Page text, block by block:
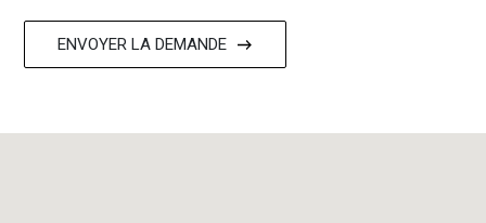
UPGRADING SPACES
BY DESIGNING THE INTERIOR
ENVOYER LA DEMANDE